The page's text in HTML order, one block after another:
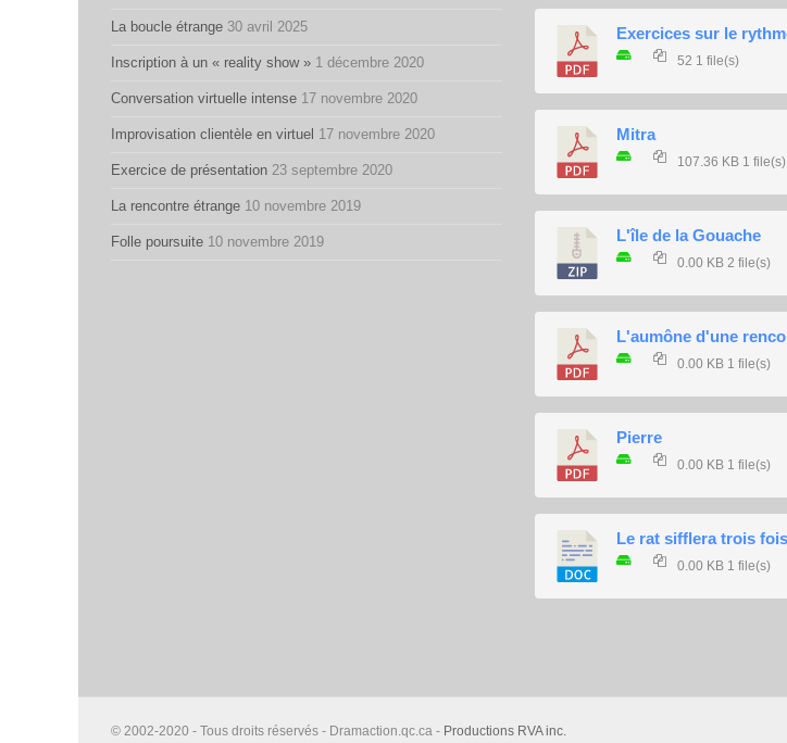
La boucle étrange 30 avril 2025
Inscription à un « reality show » 1 décembre 2020
Conversation virtuelle intense 17 novembre 2020
Improvisation clientèle en virtuel 17 novembre 2020
Exercice de présentation 23 septembre 2020
La rencontre étrange 10 novembre 2019
Folle poursuite 10 novembre 2019
Exercices sur le
52 1 file(s)
Mitra
107.36 KB 1 file(s)
L'île de la Gouache
0.00 KB 2 file(s)
L'aumône d'une
0.00 KB 1 file(s)
Pierre
0.00 KB 1 file(s)
Le rat sifflera trois fois
0.00 KB 1 file(s)
© 2002-2020 - Tous droits réservés - Dramaction.qc.ca - Productions RVA inc.